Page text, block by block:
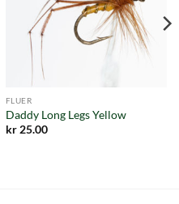
FLUER
Daddy Long Legs Yellow
kr25.00